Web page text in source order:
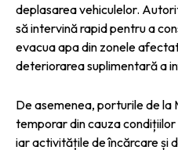
deplasarea vehiculelor.
să intervină rapid pentru a
evacua apa din zonele
deteriorarea suplimentară a
De asemenea, porturile de la
temporar din cauza
iar activitățile de încărcare și